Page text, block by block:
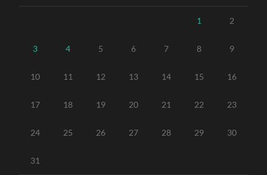
1 2
3 4 5 6 7 8 9
10 11 12 13 14 15 16
17 18 19 20 21 22 23
24 25 26 27 28 29 30
31